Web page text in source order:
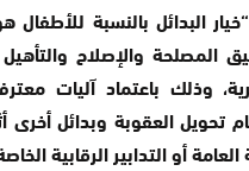
البدائل بالنسبة للأطفال
المصلحة والإصلاح
وذلك باعتماد آليات
تحويل العقوبة وبدائل أخرى
أو التدابير الرقابية